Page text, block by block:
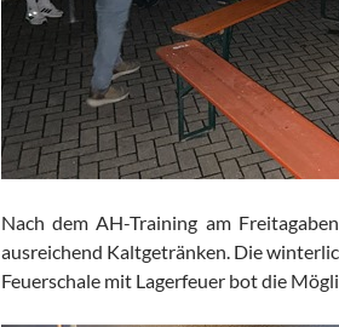
Nach dem AH-Training am
ausreichend Kaltgetränken. Die
Feuerschale mit Lagerfeuer bot die